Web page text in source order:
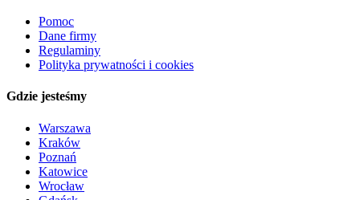
Pomoc
Dane firmy
Regulaminy
Polityka prywatności i cookies
Gdzie jesteśmy
Warszawa
Kraków
Poznań
Katowice
Wrocław